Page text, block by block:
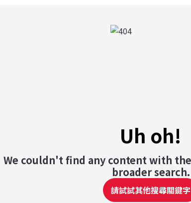
Uh oh!
We couldn't find any content with
broader search.
請試試其他搜尋關鍵字